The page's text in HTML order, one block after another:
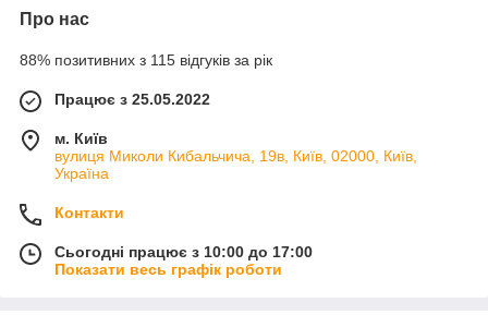
Про нас
88% позитивних з 115 відгуків за рік
Працює з 25.05.2022
м. Київ
вулиця Миколи Кибальчича, 19в, Київ, 02000, Київ,
Україна
Контакти
Сьогодні працює з 10:00 до 17:00
Показати весь графік роботи